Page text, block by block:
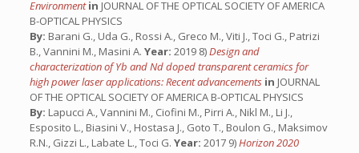
Environmentin JOURNAL OF THE OPTICAL SOCIETY OF AMERICA
B-OPTICAL PHYSICS
By: Barani G., Uda G., Rossi A., Greco M., Viti J., Toci G., Patrizi
B., Vannini M., Masini A. Year: 2019 8)Design and
characterization of Yb and Nd doped transparent ceramics for
high power laser applications: Recent advancements in JOURNAL
OF THE OPTICAL SOCIETY OF AMERICA B-OPTICAL PHYSICS
By: Lapucci A., Vannini M., Ciofini M., Pirri A., Nikl M., Li J.,
Esposito L., Biasini V., Hostasa J., Goto T., Boulon G., Maksimov
R.N., Gizzi L., Labate L., Toci G. Year: 2017 9)Horizon 2020